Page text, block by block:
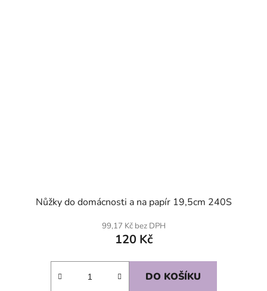
Nůžky do domácnosti a na papír 19,5cm 240S
99,17 Kč bez DPH
120 Kč
DO KOŠÍKU